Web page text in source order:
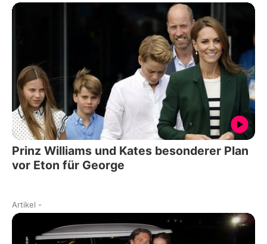
Prinz Williams und Kates besonderer Plan
vor Eton für George
Artikel -